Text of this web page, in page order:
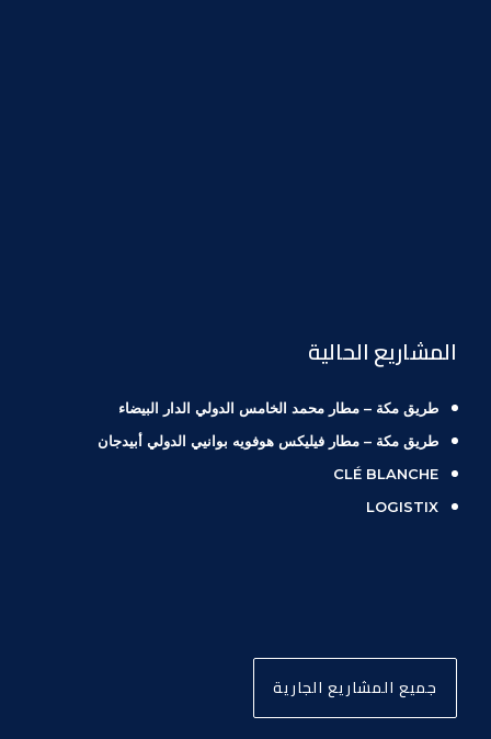
المشاريع الحالية
طريق مكة – مطار محمد الخامس الدولي الدار البيضاء
طريق مكة – مطار فيليكس هوفويه بوانيي الدولي أبيدجان
CLÉ BLANCHE
LOGISTIX
جميع المشاريع الجارية